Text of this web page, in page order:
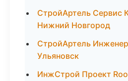
СтройАртель Сервис
Нижний Новгород
СтройАртель
Ульяновск
ИнжСтрой Проект